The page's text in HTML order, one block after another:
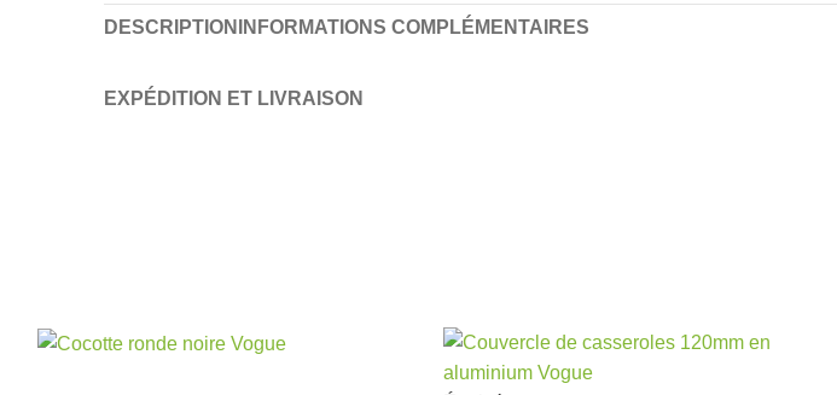
DESCRIPTION INFORMATIONS COMPLÉMENTAIRES
EXPÉDITION ET LIVRAISON